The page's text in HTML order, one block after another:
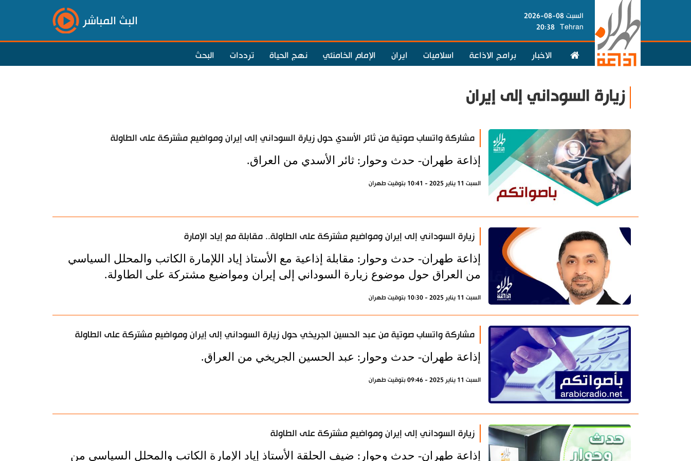
السبت 08-08-2026
Tehran
20:38 البث المباشر
الاخبار برامج الاذاعة اسلاميات ايران الإمام الخامنئي نهج الحياة ترددات البحث
زيارة السوداني إلى إيران
مشاركة واتساب صوتية من ثائر الأسدي حول زيارة السوداني إلى إيران ومواضيع مشتركة على الطاولة
إذاعة طهران- حدث وحوار: ثائر الأسدي من العراق.
السبت 11 يناير 2025 - 10:41 بتوقيت طهران
زيارة السوداني إلى إيران ومواضيع مشتركة على الطاولة.. مقابلة مع إياد الإمارة
إذاعة طهران- حدث وحوار: مقابلة إذاعية مع الأستاذ إياد اللإمارة الكاتب والمحلل السياسي
من العراق حول موضوع زيارة السوداني إلى إيران ومواضيع مشتركة على الطاولة.
السبت 11 يناير 2025 - 10:30 بتوقيت طهران
مشاركة واتساب صوتية من عبد الحسين الجريخي حول زيارة السوداني إلى إيران ومواضيع مشتركة على الطاولة
إذاعة طهران- حدث وحوار: عبد الحسين الجريخي من العراق.
السبت 11 يناير 2025 - 09:46 بتوقيت طهران
زيارة السوداني إلى إيران ومواضيع مشتركة على الطاولة
إذاعة طهران- حدث وحوار: ضيف الحلقة الأستاذ إياد الإمارة الكاتب والمحلل السياسي من